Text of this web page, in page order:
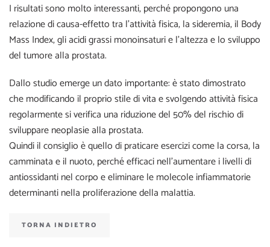
I risultati sono molto interessanti, perché propongono una
relazione di causa-effetto tra l’attività fisica, la sideremia, il Body
Mass Index, gli acidi grassi monoinsaturi e l’altezza e lo sviluppo
del tumore alla prostata.
Dallo studio emerge un dato importante: è stato dimostrato
che modificando il proprio stile di vita e svolgendo attività fisica
regolarmente si verifica una riduzione del 50% del rischio di
sviluppare neoplasie alla prostata.
Quindi il consiglio è quello di praticare esercizi come la corsa, la
camminata e il nuoto, perché efficaci nell’aumentare i livelli di
antiossidanti nel corpo e eliminare le molecole infiammatorie
determinanti nella proliferazione della malattia.
TORNA INDIETRO